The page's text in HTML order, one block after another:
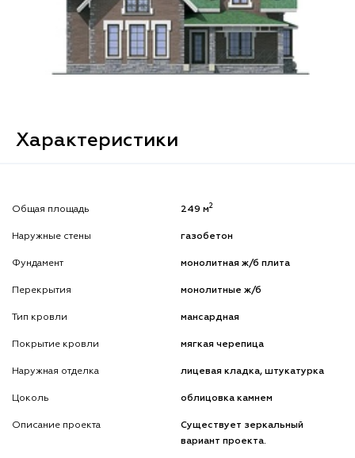
Характеристики
Общая площадь 249 м2
Наружные стены газобетон
Фундамент монолитная ж/б плита
Перекрытия монолитные ж/б
Тип кровли мансардная
Покрытие кровли мягкая черепица
Наружная отделка лицевая кладка, штукатурка
Цоколь облицовка камнем
Описание проекта
Существует зеркальный
вариант проекта.